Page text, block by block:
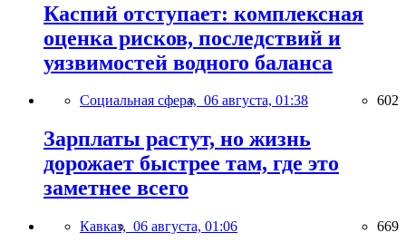
Каспий отступает: комплексная
оценка рисков, последствий и
уязвимостей водного баланса
Социальная сфера, 06 августа, 01:38 602
Зарплаты растут, но жизнь
дорожает быстрее там, где это
заметнее всего
Кавказ, 06 августа, 01:06 669